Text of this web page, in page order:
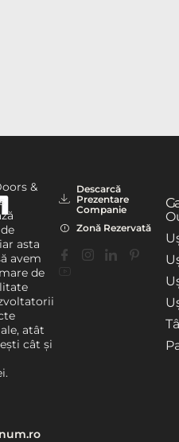
&
asta
avem
de
atât
cât și
Descarcă
Prezentare
Companie
Zonă Rezervată